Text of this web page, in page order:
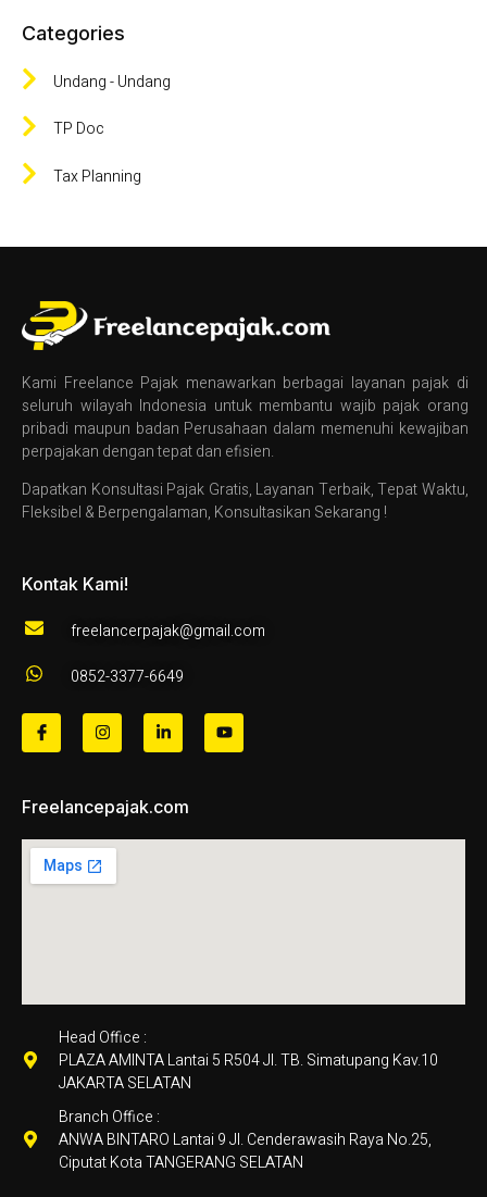
Categories
Undang - Undang
TP Doc
Tax Planning
Kami Freelance Pajak menawarkan berbagai layanan pajak di
seluruh wilayah Indonesia untuk membantu wajib pajak orang
pribadi maupun badan Perusahaan dalam memenuhi kewajiban
perpajakan dengan tepat dan efisien.
Dapatkan Konsultasi Pajak Gratis, Layanan Terbaik, Tepat Waktu,
Fleksibel & Berpengalaman, Konsultasikan Sekarang !
Kontak Kami!
freelancerpajak@gmail.com
0852-3377-6649
Freelancepajak.com
Head Office :
PLAZA AMINTA Lantai 5 R504 Jl. TB. Simatupang Kav.10
JAKARTA SELATAN
Branch Office :
ANWA BINTARO Lantai 9 Jl. Cenderawasih Raya No.25,
Ciputat Kota TANGERANG SELATAN